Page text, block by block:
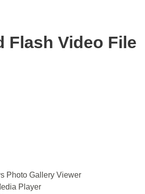
Flash Video File
Photo Gallery Viewer
Player